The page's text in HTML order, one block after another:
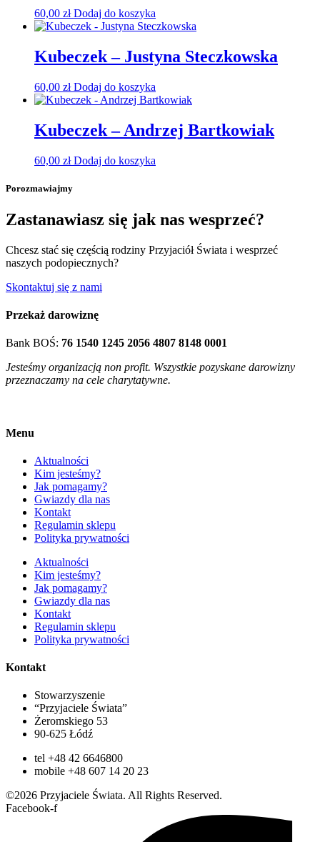
60,00 zł Dodaj do koszyka
Kubeczek – Justyna Steczkowska
60,00 zł Dodaj do koszyka
Kubeczek – Andrzej Bartkowiak
60,00 zł Dodaj do koszyka
Porozmawiajmy
Zastanawiasz się jak nas wesprzeć?
Chcesz stać się częścią rodziny Przyjaciół Świata i wesprzeć
naszych podopiecznych?
Skontaktuj się z nami
Przekaż darowiznę
Bank BOŚ: 76 1540 1245 2056 4807 8148 0001
Jesteśmy organizacją non profit. Wszystkie pozyskane darowizny
przeznaczamy na cele charytatywne.
Menu
Aktualności
Kim jesteśmy?
Jak pomagamy?
Gwiazdy dla nas
Kontakt
Regulamin sklepu
Polityka prywatności
Aktualności
Kim jesteśmy?
Jak pomagamy?
Gwiazdy dla nas
Kontakt
Regulamin sklepu
Polityka prywatności
Kontakt
Stowarzyszenie
“Przyjaciele Świata”
Żeromskiego 53
90-625 Łódź
tel +48 42 6646800
mobile +48 607 14 20 23
©2026 Przyjaciele Świata. All Rights Reserved.
Facebook-f